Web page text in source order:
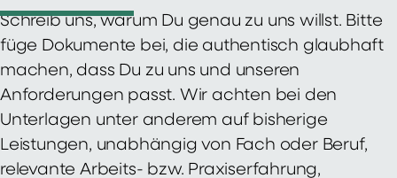
Schreib uns, warum Du genau zu uns willst. Bitte
füge Dokumente bei, die authentisch glaubhaft
machen, dass Du zu uns und unseren
Anforderungen passt. Wir achten bei den
Unterlagen unter anderem auf bisherige
Leistungen, unabhängig von Fach oder Beruf,
relevante Arbeits- bzw. Praxiserfahrung,